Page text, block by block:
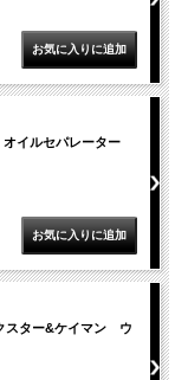
イルセパレーター
スター&ケイマン ウ